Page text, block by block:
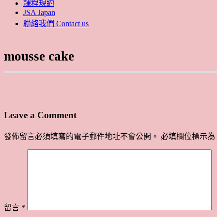
課程規約
JSA Japan
聯絡我們 Contact us
mousse cake
Leave a Comment
發佈留言必須填寫的電子郵件地址不會公開。 必填欄位標示為
留言 *